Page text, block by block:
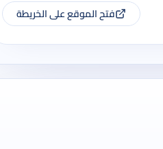
فتح الموقع على الخريطة